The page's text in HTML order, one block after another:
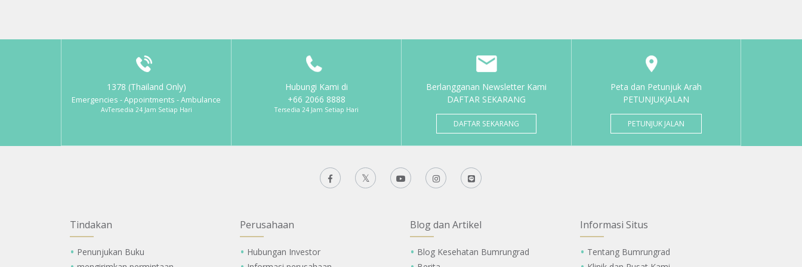
1378 (Thailand Only)
Emergencies - Appointments - Ambulance
AvTersedia 24 Jam Setiap Hari
Hubungi Kami di
+66 2066 8888
Tersedia 24 Jam Setiap Hari
Berlangganan Newsletter Kami
DAFTAR SEKARANG
DAFTAR SEKARANG
Peta dan Petunjuk Arah
PETUNJUKJALAN
PETUNJUK JALAN
Tindakan
Penunjukan Buku
Perusahaan
Hubungan Investor
Blog dan Artikel
Blog Kesehatan Bumrungrad
Informasi Situs
Tentang Bumrungrad